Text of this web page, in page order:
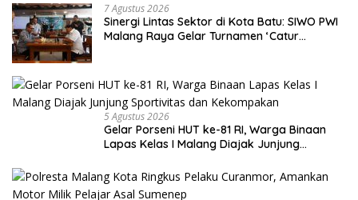
7 Agustus 2026
Sinergi Lintas Sektor di Kota Batu: SIWO PWI
Malang Raya Gelar Turnamen ‘Catur
5 Agustus 2026
Gelar Porseni HUT ke-81 RI, Warga Binaan
Lapas Kelas I Malang Diajak Junjung